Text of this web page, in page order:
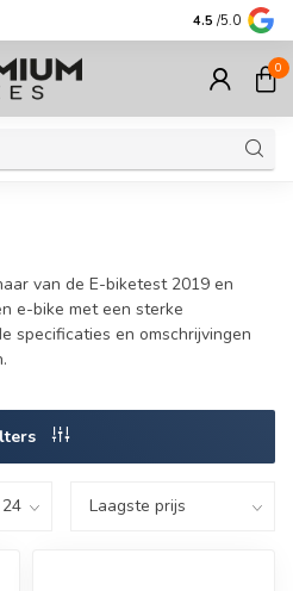
Meer dan
4.5 /5.0
0
van de E-biketest 2019 en
e-bike met een sterke
specificaties en omschrijvingen